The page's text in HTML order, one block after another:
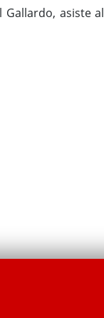
Gallardo, asiste al